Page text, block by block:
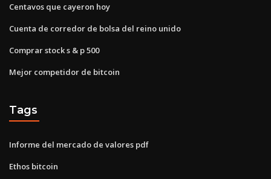
Centavos que cayeron hoy
Cuenta de corredor de bolsa del reino unido
Comprar stock s & p 500
Mejor competidor de bitcoin
Tags
Informe del mercado de valores pdf
Ethos bitcoin